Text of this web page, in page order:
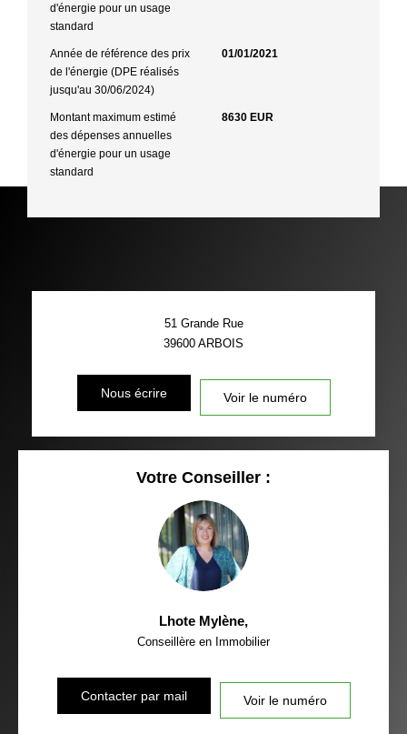
d'énergie pour un usage
standard
Année de référence des prix
de l'énergie (DPE réalisés
jusqu'au 30/06/2024)
01/01/2021
Montant maximum estimé
des dépenses annuelles
d'énergie pour un usage
standard
8630 EUR
51 Grande Rue
39600 ARBOIS
Nous écrire Voir le numéro
Votre Conseiller :
Lhote Mylène,
Conseillère en Immobilier
Contacter par mail Voir le numéro